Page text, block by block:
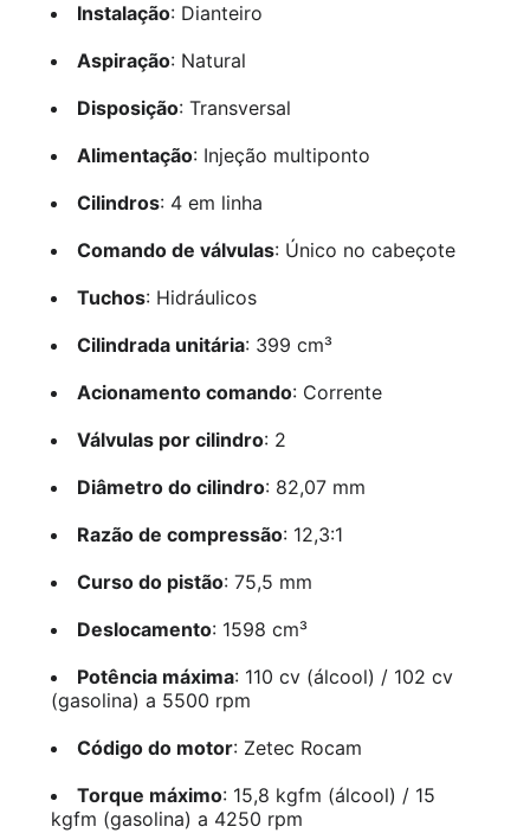
Instalação: Dianteiro
Aspiração: Natural
Disposição: Transversal
Alimentação: Injeção multiponto
Cilindros: 4 em linha
Comando de válvulas: Único no cabeçote
Tuchos: Hidráulicos
Cilindrada unitária: 399 cm³
Acionamento comando: Corrente
Válvulas por cilindro: 2
Diâmetro do cilindro: 82,07 mm
Razão de compressão: 12,3:1
Curso do pistão: 75,5 mm
Deslocamento: 1598 cm³
Potência máxima: 110 cv (álcool) / 102 cv
(gasolina) a 5500 rpm
Código do motor: Zetec Rocam
Torque máximo: 15,8 kgfm (álcool) / 15
kgfm (gasolina) a 4250 rpm